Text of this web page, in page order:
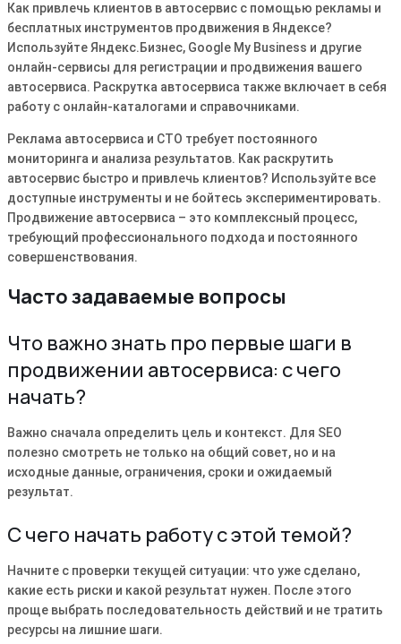
Как привлечь клиентов в автосервис с помощью рекламы и
бесплатных инструментов продвижения в Яндексе?
Используйте Яндекс.Бизнес, Google My Business и другие
онлайн-сервисы для регистрации и продвижения вашего
автосервиса. Раскрутка автосервиса также включает в себя
работу с онлайн-каталогами и справочниками.
Реклама автосервиса и СТО требует постоянного
мониторинга и анализа результатов. Как раскрутить
автосервис быстро и привлечь клиентов? Используйте все
доступные инструменты и не бойтесь экспериментировать.
Продвижение автосервиса – это комплексный процесс,
требующий профессионального подхода и постоянного
совершенствования.
Часто задаваемые вопросы
Что важно знать про первые шаги в
продвижении автосервиса: с чего
начать?
Важно сначала определить цель и контекст. Для SEO
полезно смотреть не только на общий совет, но и на
исходные данные, ограничения, сроки и ожидаемый
результат.
С чего начать работу с этой темой?
Начните с проверки текущей ситуации: что уже сделано,
какие есть риски и какой результат нужен. После этого
проще выбрать последовательность действий и не тратить
ресурсы на лишние шаги.